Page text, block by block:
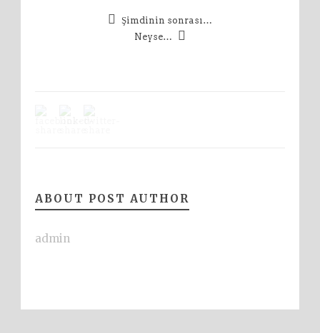
Şimdinin sonrası…
Neyse…
ABOUT POST AUTHOR
admin